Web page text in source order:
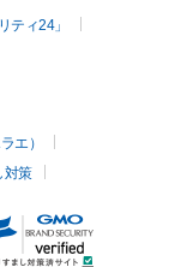
ティ24」
エ）
対策